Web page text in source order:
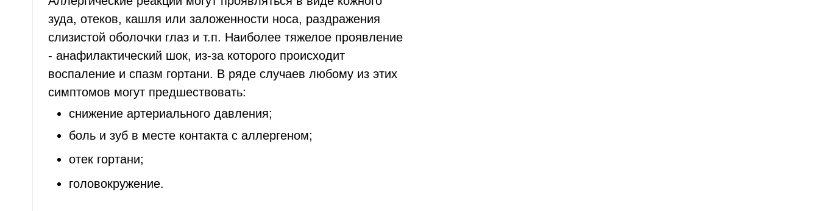
зуда, отеков, кашля или заложенности носа, раздражения
слизистой оболочки глаз и т.п. Наиболее тяжелое проявление
- анафилактический шок, из-за которого происходит
воспаление и спазм гортани. В ряде случаев любому из этих
симптомов могут предшествовать:
снижение артериального давления;
боль и зуб в месте контакта с аллергеном;
отек гортани;
головокружение.